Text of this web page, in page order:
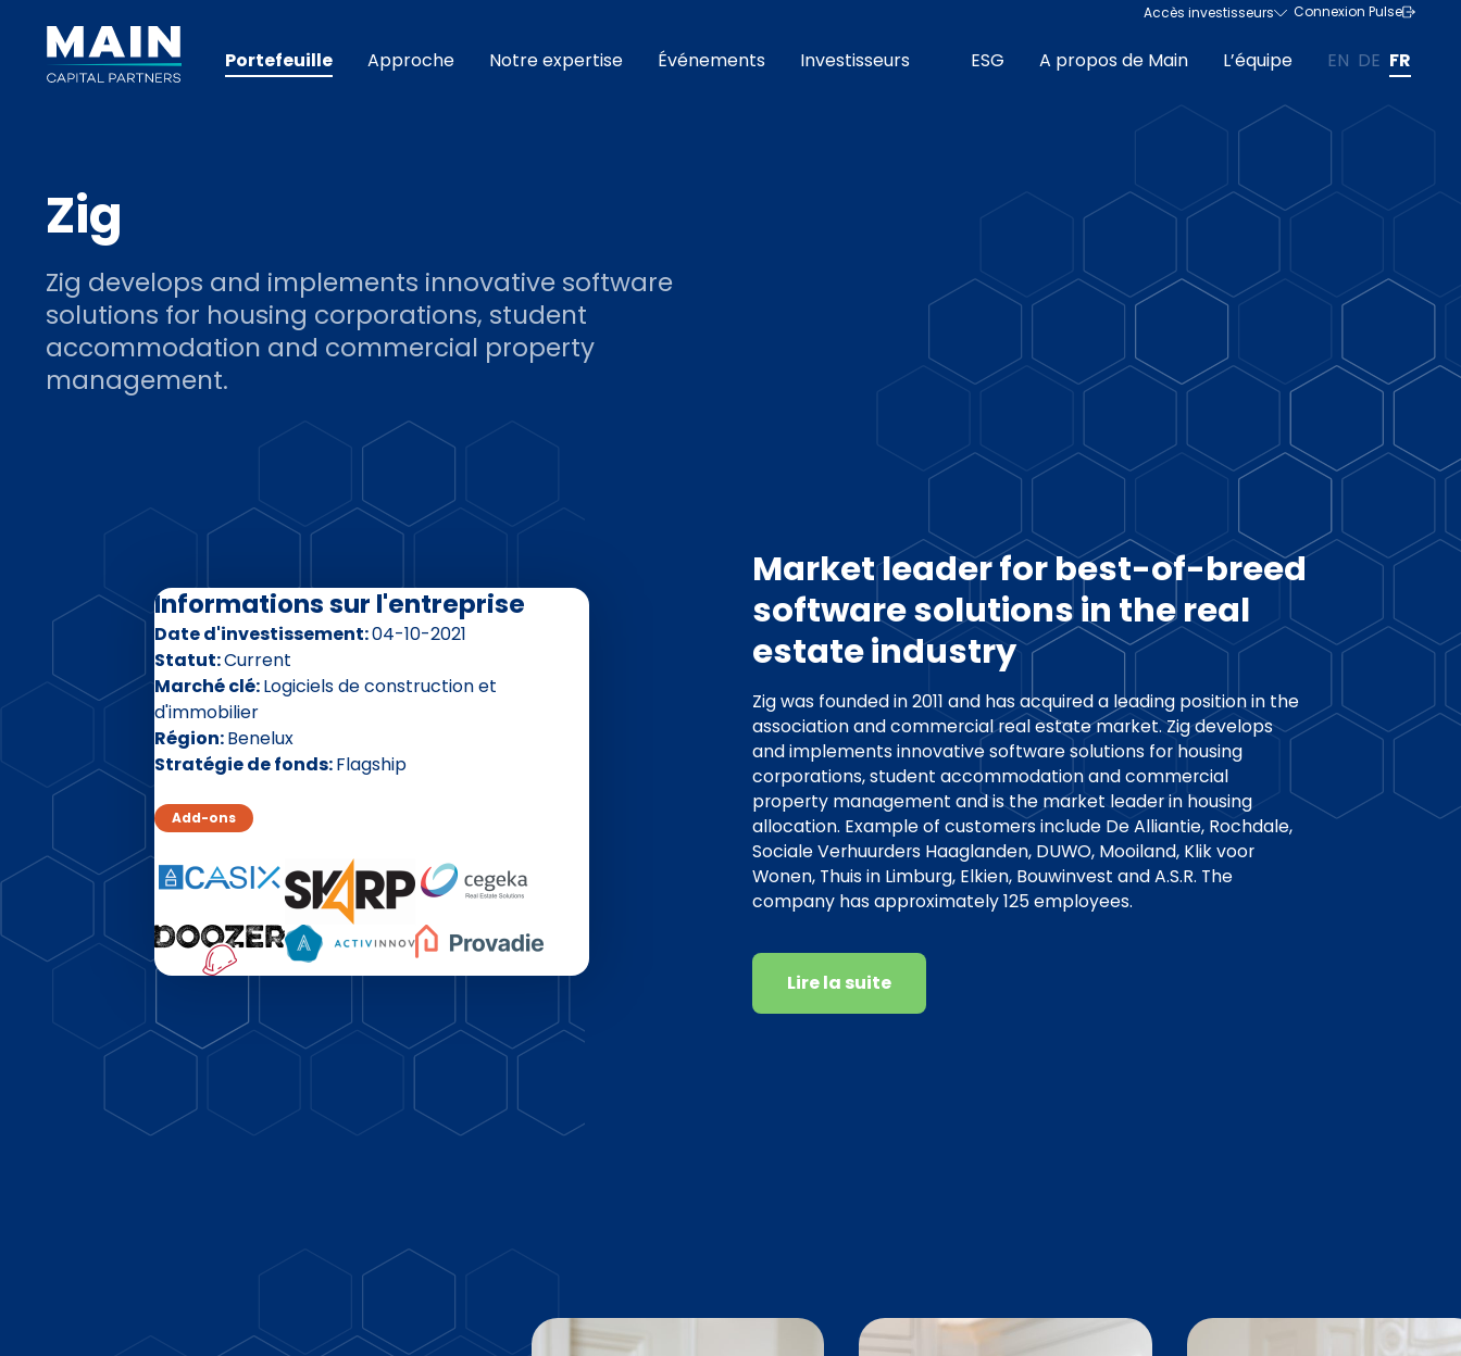
Accès investisseurs Connexion Pulse
Portefeuille Approche Notre expertise Événements Investisseurs ESG A propos de Main L’équipe EN DE FR
Zig
Zig develops and implements innovative software
solutions for housing corporations, student
accommodation and commercial property
management.
Informations sur l'entreprise
Date d'investissement 04-10-2021
Statut Current
Marché clé Logiciels de construction et
d'immobilier
Région Benelux
Stratégie de fonds Flagship
Add-ons
Market leader for best-of-breed
software solutions in the real
estate industry
Zig was founded in 2011 and has acquired a leading position in the
association and commercial real estate market. Zig develops
and implements innovative software solutions for housing
corporations, student accommodation and commercial
property management and is the market leader in housing
allocation. Example of customers include De Alliantie, Rochdale,
Sociale Verhuurders Haaglanden, DUWO, Mooiland, Klik voor
Wonen, Thuis in Limburg, Elkien, Bouwinvest and A.S.R. The
company has approximately 125 employees.
Lire la suite